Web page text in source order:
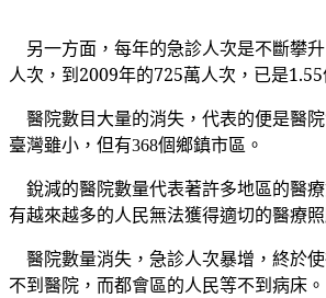
另一方面，每年的急診人次是不斷攀
人次，到2009年的725萬人次，已是1.55
醫院數目大量的消失，代表的便是醫
臺灣雖小，但有368個鄉鎮市區。
銳減的醫院數量代表著許多地區的醫
有越來越多的人民無法獲得適切的醫療照
醫院數量消失，急診人次暴增，終於
不到醫院，而都會區的人民等不到病床。